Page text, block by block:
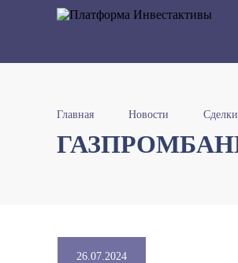
Главная Новости Сделки
26.07.2024